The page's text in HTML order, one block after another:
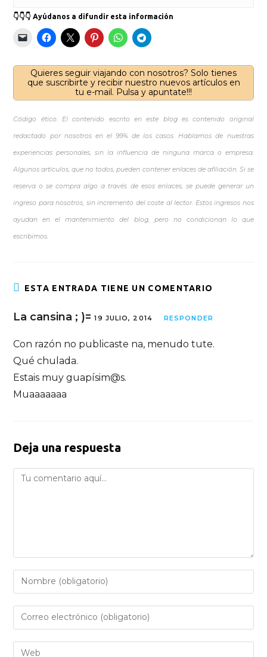
👇👇👇 Ayúdanos a difundir esta información
Quieres seguir viajando con nosotros? Solo tienes
que suscribirte y recibir nuestro nuevos artículos en
tu e-mail. Pulsa y apuntate!!!
Código ético: El contenido escrito en este blog es contenido original
redactado por nosotros en el 99% de los casos. Hablamos de nuestras
experiencias personales, sin la influencia de ninguna marca o empresa.
Algunos artículos, que no todos, pueden contener enlaces de afiliación. Si se
reserva o se compra algo a través de esos enlaces, se puede generar un
ingreso para nosotros, sin incremento del coste al lector. Estos ingresos nos
ayudan en el mantenimiento del blog, pero no condicionan lo que
escribimos.
ESTA ENTRADA TIENE UN COMENTARIO
La cansina ; )=19 JULIO, 2014 RESPONDER
Con razón no publicaste na, menudo tute.
Qué chulada.
Estais muy guapísim@s.
Muaaaaaaa
Deja una respuesta